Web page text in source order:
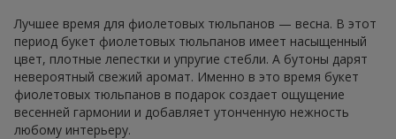
Лучшее время для фиолетовых тюльпанов — весна. В этот
период букет фиолетовых тюльпанов имеет насыщенный
цвет, плотные лепестки и упругие стебли. А бутоны дарят
невероятный свежий аромат. Именно в это время букет
фиолетовых тюльпанов в подарок создает ощущение
весенней гармонии и добавляет утонченную нежность
любому интерьеру.